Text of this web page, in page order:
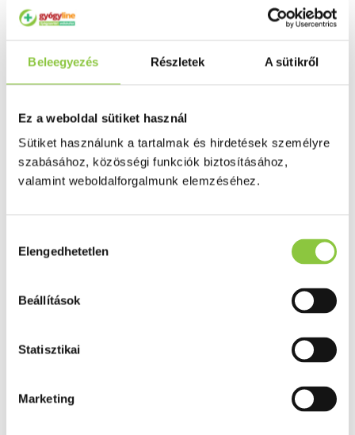
Beleegyezés Részletek A sütikről
Ez a weboldal sütiket használ
Sütiket használunk a tartalmak és hirdetések személyre
szabásához, közösségi funkciók biztosításához,
valamint weboldalforgalmunk elemzéséhez.
kiválasztása
Elengedhetetlen
Beállítások
Statisztikai
Marketing
Emésztést elősegítő
Fül
Húgyutak
Női problémák
Betétek, tamponok
Klimax
Terhességi tesztek
Férfi problémák